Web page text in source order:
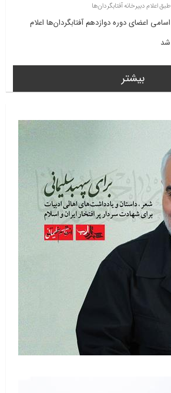
طبق اعلام دبیرخانه آفتابگردان‌ها
اسامی اعضای دوره دوازدهم آفتابگردان‌ها اعلام
شد
بیشتر